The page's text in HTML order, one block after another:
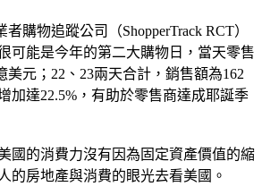
物追蹤公司（ShopperTrack RCT）
可能是今年的第二大購物日，當天零售
美元；22、23兩天合計，銷售額為162
加達22.5%，有助於零售商達成耶誕季
的消費力沒有因為固定資產價值的縮
的房地產與消費的眼光去看美國。